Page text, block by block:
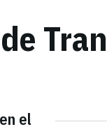
el